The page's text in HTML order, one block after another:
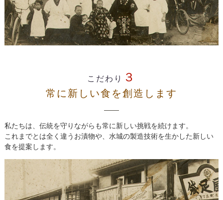
こだわり ３
常に新しい食を創造します
私たちは、伝統を守りながらも常に新しい挑戦を続けます。
これまでとは全く違うお漬物や、水城の製造技術を生かした新しい
食を提案します。